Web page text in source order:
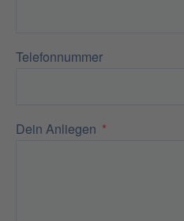
Telefonnummer
Dein Anliegen